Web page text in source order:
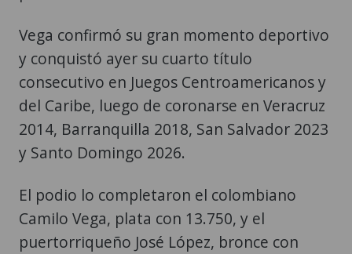
consecutivo en Juegos Centroamericanos y
del Caribe, luego de coronarse en Veracruz
2014, Barranquilla 2018, San Salvador 2023
y Santo Domingo 2026.
El podio lo completaron el colombiano
puertorriqueño José López, bronce con
13.200. El también guatemalteco Jaycko
Bourdet terminó sexto con 12.350.